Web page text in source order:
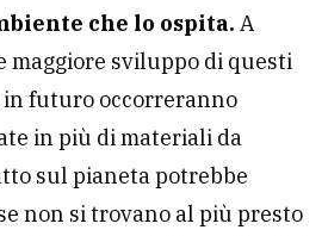
che lo ospita. A
maggiore sviluppo di questi
in futuro occorreranno
in più di materiali da
sul pianeta potrebbe
non si trovano al più presto